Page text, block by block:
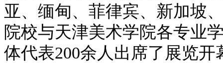
亚、缅甸、菲律宾、新加坡
院校与天津美术学院各专业
体代表200余人出席了展览